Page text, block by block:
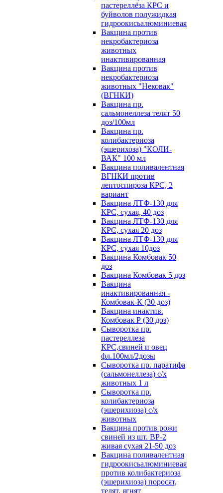
пастереллёза КРС и
буйволов полужидкая
гидроокисьалюминиевая
Вакцина против
некробактериоза
животных
инактивированная
Вакцина против
некробактериоза
животных "Нековак"
(ВГНКИ)
Вакцина пр.
сальмонеллеза телят 50
доз/100мл
Вакцина пр.
колибактериоза
(эшерихоза) "КОЛИ-
ВАК" 100 мл
Вакцина поливалентная
ВГНКИ против
лептоспироза КРС, 2
вариант
Вакцина ЛТФ-130 для
КРС, сухая, 40 доз
Вакцина ЛТФ-130 для
КРС, сухая 20 доз
Вакцина ЛТФ-130 для
КРС, сухая 10доз
Вакцина Комбовак 50
доз
Вакцина Комбовак 5 доз
Вакцина
инактивированная -
Комбовак-К (30 доз)
Вакцина инактив.
Комбовак Р (30 доз)
Сыворотка пр.
пастереллеза
КРС,свиней и овец
фл.100мл/2дозы
Сыворотка пр. паратифа
(сальмонеллеза) с/х
животных 1 л
Сыворотка пр.
колибактериоза
(эшерихиоза) с/х
животных
Вакцина против рожи
свиней из шт. ВР-2
живая сухая 21-50 доз
Вакцина поливалентная
гидроокисьалюминиевая
против колибактериоза
(эшерихиоза) поросят,
телят, ягнят